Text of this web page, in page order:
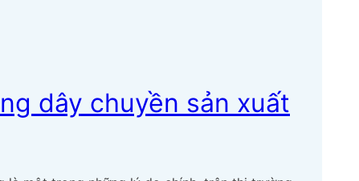
dây chuyền sản xuất